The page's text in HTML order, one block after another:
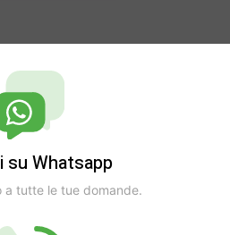
su Whatsapp
a tutte le tue domande.